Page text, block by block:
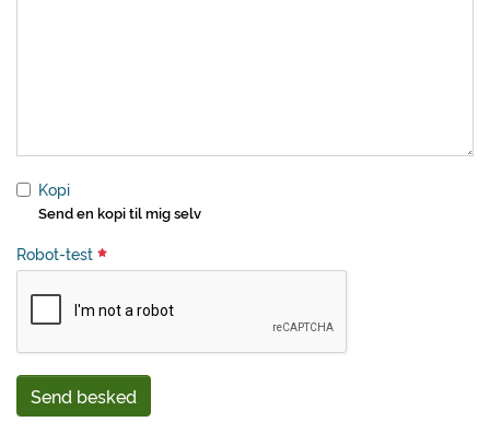
Kopi
Send en kopi til mig selv
Robot-test
Send besked